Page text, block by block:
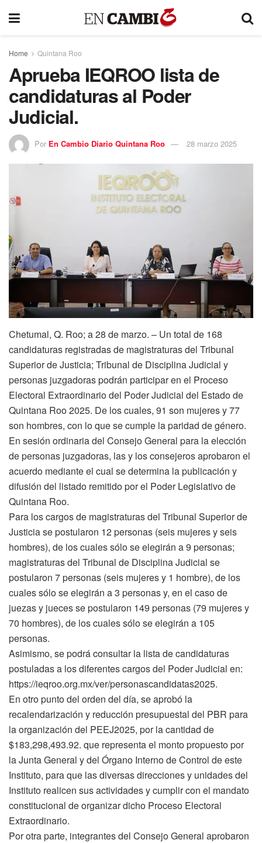
Home Quintana Roo
Aprueba IEQROO lista de
candidaturas al Poder
Judicial.
Por En Cambio Diario Quintana Roo 28 marzo 2025
Chetumal, Q. Roo; a 28 de marzo. – Un total de 168
candidaturas registradas de magistraturas del Tribunal
Superior de Justicia; Tribunal de Disciplina Judicial y
personas juzgadoras podrán participar en el Proceso
Electoral Extraordinario del Poder Judicial del Estado de
Quintana Roo 2025. De los cuales, 91 son mujeres y 77
son hombres, con lo que se cumple la paridad de género.
En sesión ordinaria del Consejo General para la elección
de personas juzgadoras, las y los consejeros aprobaron el
acuerdo mediante el cual se determina la publicación y
difusión del listado remitido por el Poder Legislativo de
Quintana Roo.
Para los cargos de magistraturas del Tribunal Superior de
Justicia se postularon 12 personas (seis mujeres y seis
hombres), de los cuales sólo se elegirán a 9 personas;
magistraturas del Tribunal de Disciplina Judicial se
postularon 7 personas (seis mujeres y 1 hombre), de los
cuales sólo se elegirán a 3 personas y, en el caso de
juezas y jueces se postularon 149 personas (79 mujeres y
70 hombres), de los cuales sólo se elegirán a 105
personas.
Asimismo, se podrá consultar la lista de candidaturas
postuladas a los diferentes cargos del Poder Judicial en:
https://ieqroo.org.mx/ver/personascandidatas2025.
En otro punto del orden del día, se aprobó la
recalendarización y reducción presupuestal del PBR para
la organización del PEEJ2025, por la cantidad de
$183,298,493.92. que representa el monto propuesto por
la Junta General y del Órgano Interno de Control de este
Instituto, para que las diversas direcciones y unidades del
Instituto realicen sus actividades y cumplir con el mandato
constitucional de organizar dicho Proceso Electoral
Extraordinario.
Por otra parte, integrantes del Consejo General aprobaron